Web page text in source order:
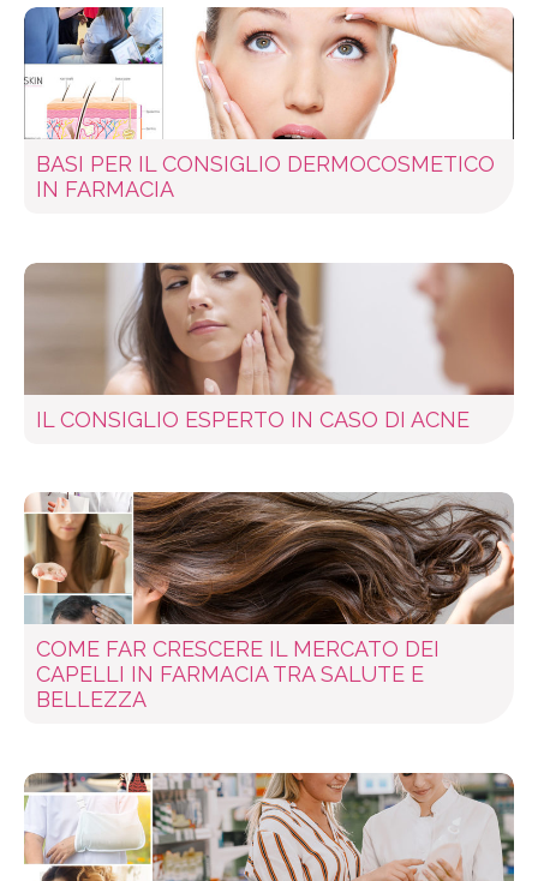
BASI PER IL CONSIGLIO DERMOCOSMETICO
IN FARMACIA
IL CONSIGLIO ESPERTO IN CASO DI ACNE
COME FAR CRESCERE IL MERCATO DEI
CAPELLI IN FARMACIA TRA SALUTE E
BELLEZZA